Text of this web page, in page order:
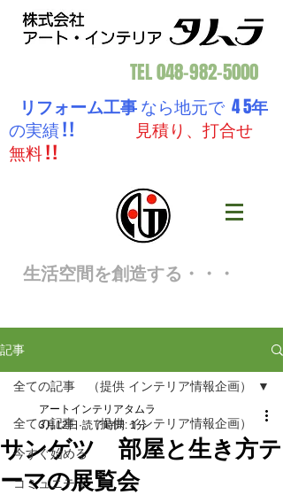
TEL048-982-5000
リフォーム工事なら地元で 4 5年
の実績 ! !
見積り、打合せ
無料 ! !
生活空間を創造する・・・
記事
全ての記事 （提供 インテリア情報企画）
今すぐ始める
コミュニティ
全ての記事 （提供 インテリア情報企画）
サンゲツ 部屋と生き方テ
ーマの展覧会
アートインテリアタムラ
3月12日 読了時間: 1分